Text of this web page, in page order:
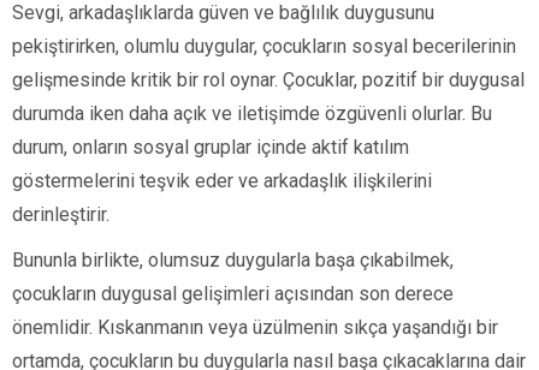
Sevgi, arkadaşlıklarda güven ve bağlılık duygusunu
pekiştirirken, olumlu duygular, çocukların sosyal becerilerinin
gelişmesinde kritik bir rol oynar. Çocuklar, pozitif bir duygusal
durumda iken daha açık ve iletişimde özgüvenli olurlar. Bu
durum, onların sosyal gruplar içinde aktif katılım
göstermelerini teşvik eder ve arkadaşlık ilişkilerini
derinleştirir.
Bununla birlikte, olumsuz duygularla başa çıkabilmek,
çocukların duygusal gelişimleri açısından son derece
önemlidir. Kıskanmanın veya üzülmenin sıkça yaşandığı bir
ortamda, çocukların bu duygularla nasıl başa çıkacaklarına dair